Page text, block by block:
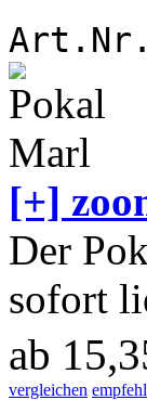
[+]
Der
sofort
ab
vergleichen